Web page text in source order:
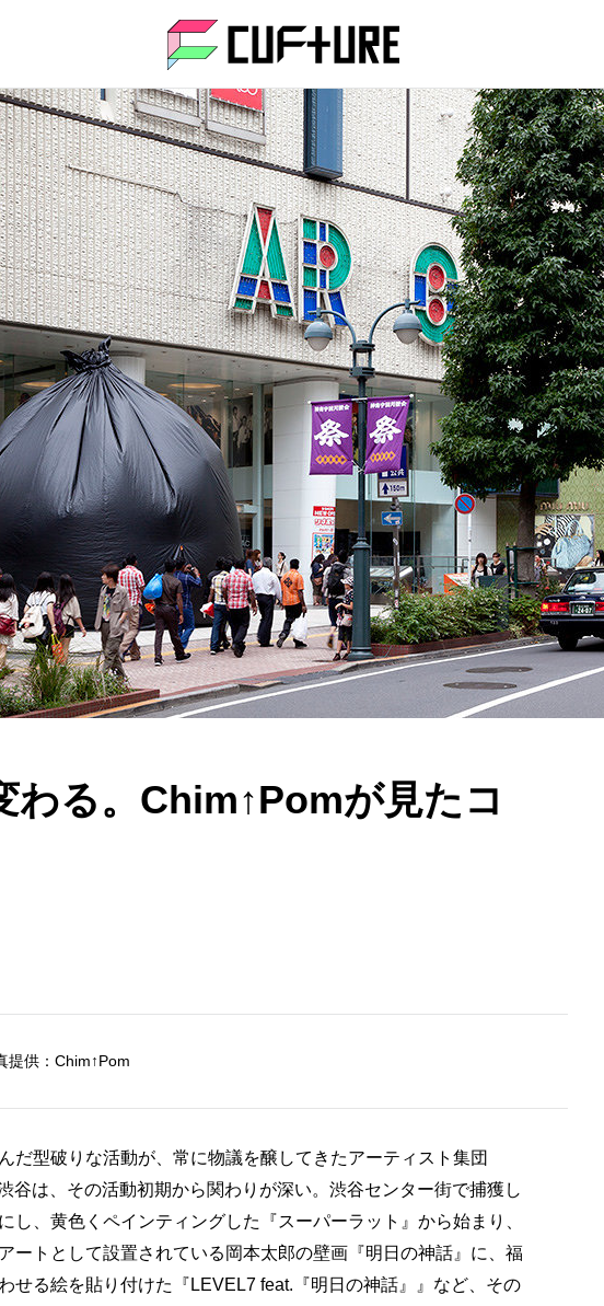
わる。Chim↑Pomが見たコ
提供：Chim↑Pom
だ型破りな活動が、常に物議を醸してきたアーティスト集団
谷は、その活動初期から関わりが深い。渋谷センター街で捕獲し
し、黄色くペインティングした『スーパーラット』から始まり、
ートとして設置されている岡本太郎の壁画『明日の神話』に、福
せる絵を貼り付けた『LEVEL7 feat.『明日の神話』』など、その